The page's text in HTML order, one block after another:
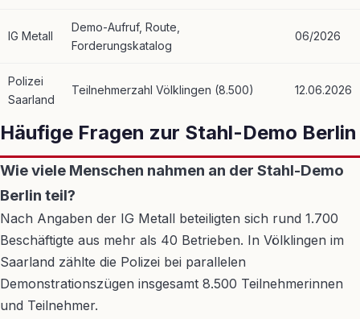
IG Metall
Demo-Aufruf, Route,
Forderungskatalog
06/2026
Polizei
Saarland
Teilnehmerzahl Völklingen (8.500) 12.06.2026
Häufige Fragen zur Stahl-Demo Berlin
Wie viele Menschen nahmen an der Stahl-Demo
Berlin teil?
Nach Angaben der IG Metall beteiligten sich rund 1.700
Beschäftigte aus mehr als 40 Betrieben. In Völklingen im
Saarland zählte die Polizei bei parallelen
Demonstrationszügen insgesamt 8.500 Teilnehmerinnen
und Teilnehmer.